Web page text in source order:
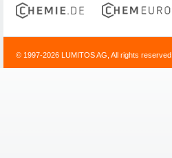
© 1997-2026 LUMITOS AG, All rights reserved